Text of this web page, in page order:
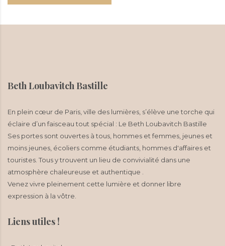
Beth Loubavitch Bastille
En plein cœur de Paris, ville des lumières, s’élève une torche qui
éclaire d’un faisceau tout spécial : Le Beth Loubavitch Bastille
Ses portes sont ouvertes à tous, hommes et femmes, jeunes et
moins jeunes, écoliers comme étudiants, hommes d'affaires et
touristes. Tous y trouvent un lieu de convivialité dans une
atmosphère chaleureuse et authentique .
Venez vivre pleinement cette lumière et donner libre
expression à la vôtre.
Liens utiles !